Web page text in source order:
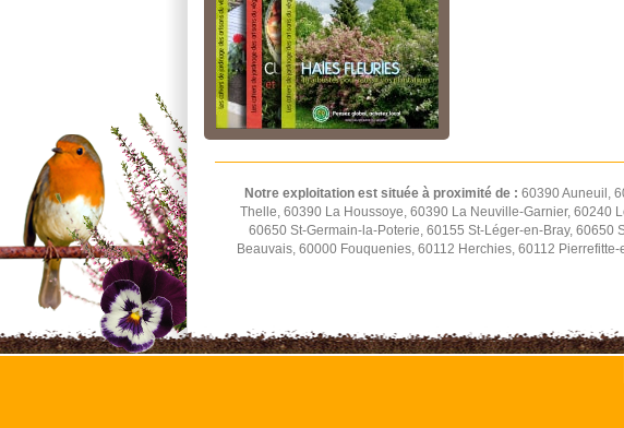
Notre exploitation est située à proximité de : 60390 Auneuil,
Thelle, 60390 La Houssoye, 60390 La Neuville-Garnier, 60240
60650 St-Germain-la-Poterie, 60155 St-Léger-en-Bray,
Beauvais, 60000 Fouquenies, 60112 Herchies, 60112